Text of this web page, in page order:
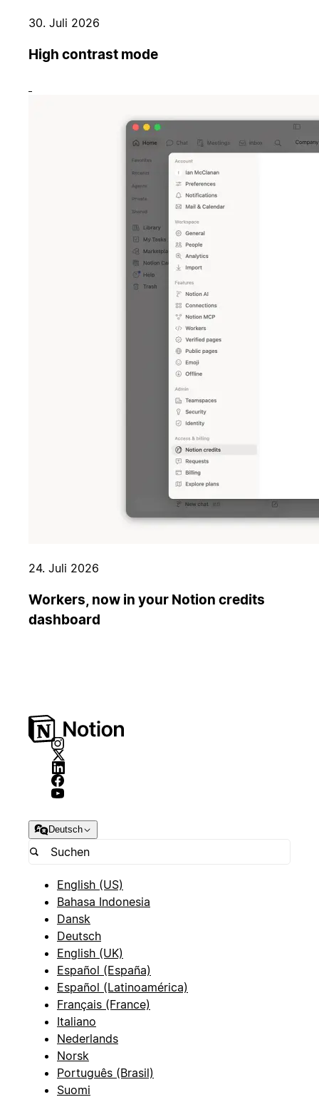
30. Juli 2026
High contrast mode
24. Juli 2026
Workers, now in your Notion credits
dashboard
Deutsch
English (US)
Bahasa Indonesia
Dansk
Deutsch
English (UK)
Español (España)
Español (Latinoamérica)
Français (France)
Italiano
Nederlands
Norsk
Português (Brasil)
Suomi